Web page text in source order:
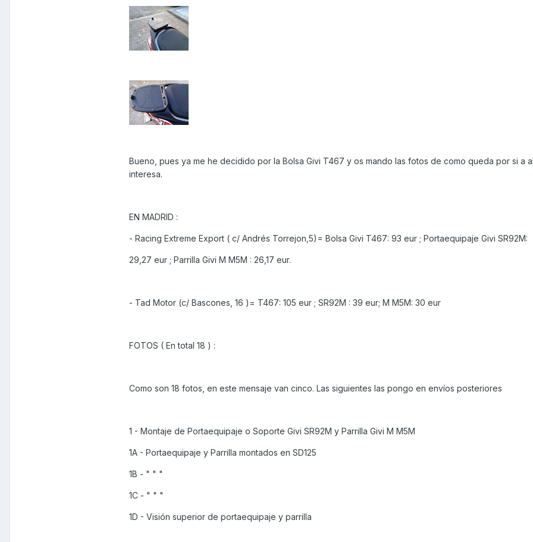
Bueno, pues ya me he decidido por la Bolsa Givi T467 y os mando las fotos de como queda por si a
interesa.
EN MADRID :
- Racing Extreme Export ( c/ Andrés Torrejon,5)= Bolsa Givi T467: 93 eur ; Portaequipaje Givi SR92M:
29,27 eur ; Parrilla Givi M M5M : 26,17 eur.
- Tad Motor (c/ Bascones, 16 )= T467: 105 eur ; SR92M : 39 eur; M M5M: 30 eur
FOTOS ( En total 18 ) :
Como son 18 fotos, en este mensaje van cinco. Las siguientes las pongo en envíos posteriores
1 - Montaje de Portaequipaje o Soporte Givi SR92M y Parrilla Givi M M5M
1A - Portaequipaje y Parrilla montados en SD125
1B - " " "
1C - " " "
1D - Visión superior de portaequipaje y parrilla